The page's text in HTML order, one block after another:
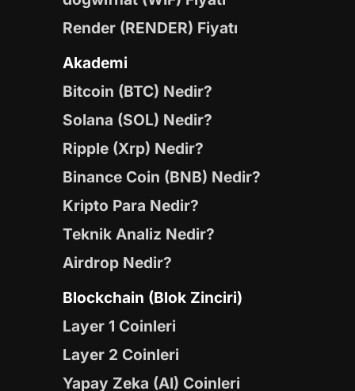
Render (RENDER) Fiyatı
Akademi
Bitcoin (BTC) Nedir?
Solana (SOL) Nedir?
Ripple (Xrp) Nedir?
Binance Coin (BNB) Nedir?
Kripto Para Nedir?
Teknik Analiz Nedir?
Airdrop Nedir?
Blockchain (Blok Zinciri)
Layer 1 Coinleri
Layer 2 Coinleri
Yapay Zeka (AI) Coinleri